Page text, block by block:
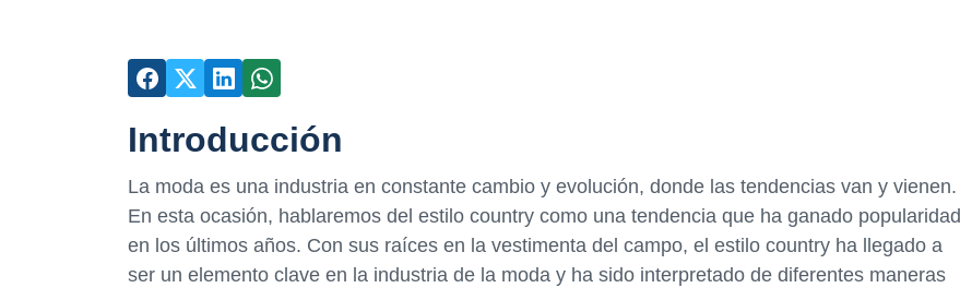
Introducción
La moda es una industria en constante cambio y evolución, donde las tendencias van y vienen.
En esta ocasión, hablaremos del estilo country como una tendencia que ha ganado popularidad
en los últimos años. Con sus raíces en la vestimenta del campo, el estilo country ha llegado a
ser un elemento clave en la industria de la moda y ha sido interpretado de diferentes maneras